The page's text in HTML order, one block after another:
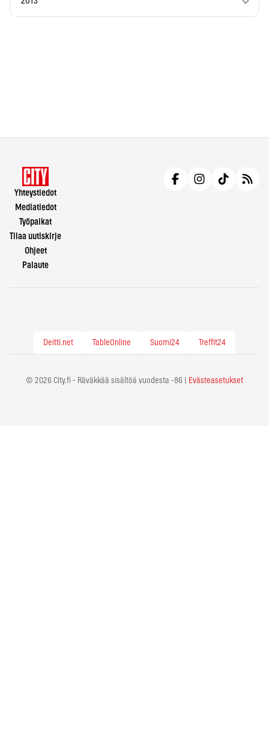
Yhteystiedot
Mediatiedot
Työpaikat
Tilaa uutiskirje
Ohjeet
Palaute
Deitti.net TableOnline Suomi24 Treffit24
© 2026 City.fi - Räväkkää sisältöä vuodesta -86 | Evästeasetukset